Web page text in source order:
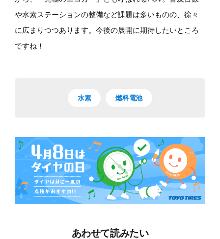
や水素ステーションの整備など課題は多いものの、徐々
に広まりつつあります。今後の展開に期待したいところ
ですね！
水素 燃料電池
あわせて読みたい